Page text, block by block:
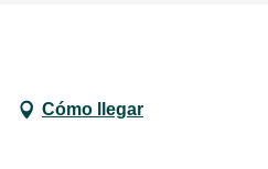
Cómo llegar